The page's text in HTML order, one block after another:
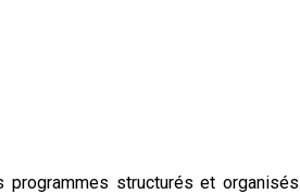
programmes structurés et organisés